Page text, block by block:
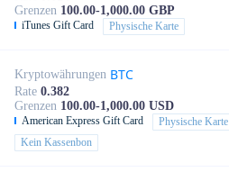
Grenzen 100.00-1,000.00 GBP
iTunes Gift Card Physische Karte
Kryptowährungen BTC
Rate 0.382
Grenzen 100.00-1,000.00 USD
American Express Gift Card
Physische Karte
Kein Kassenbon